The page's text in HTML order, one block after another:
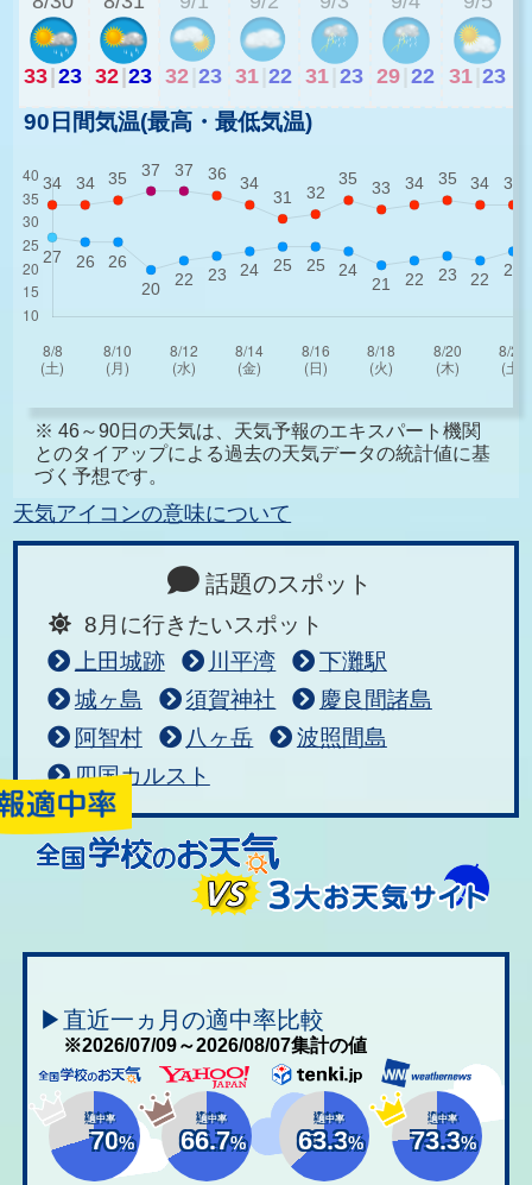
33|23 32|23 32 23 31 22 31 23 29 22 31 23
90日間気温(最高・最低気温)
※ 46～90日の天気は、天気予報のエキスパート機関
とのタイアップによる過去の天気データの統計値に基
づく予想です。
天気アイコンの意味について
話題のスポット
8月に行きたいスポット
上田城跡
川平湾
下灘駅
城ヶ島
須賀神社
慶良間諸島
阿智村
八ヶ岳
波照間島
四国カルスト
▶直近一ヵ月の適中率比較
※2026/07/09～2026/08/07集計の値
適中率
70%
適中率
66.7%
適中率
63.3%
適中率
73.3%